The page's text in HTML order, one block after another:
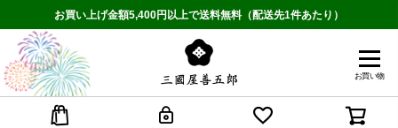
お買い上げ金額5,400円以上で送料無料（配送先1件あたり）
お買い物